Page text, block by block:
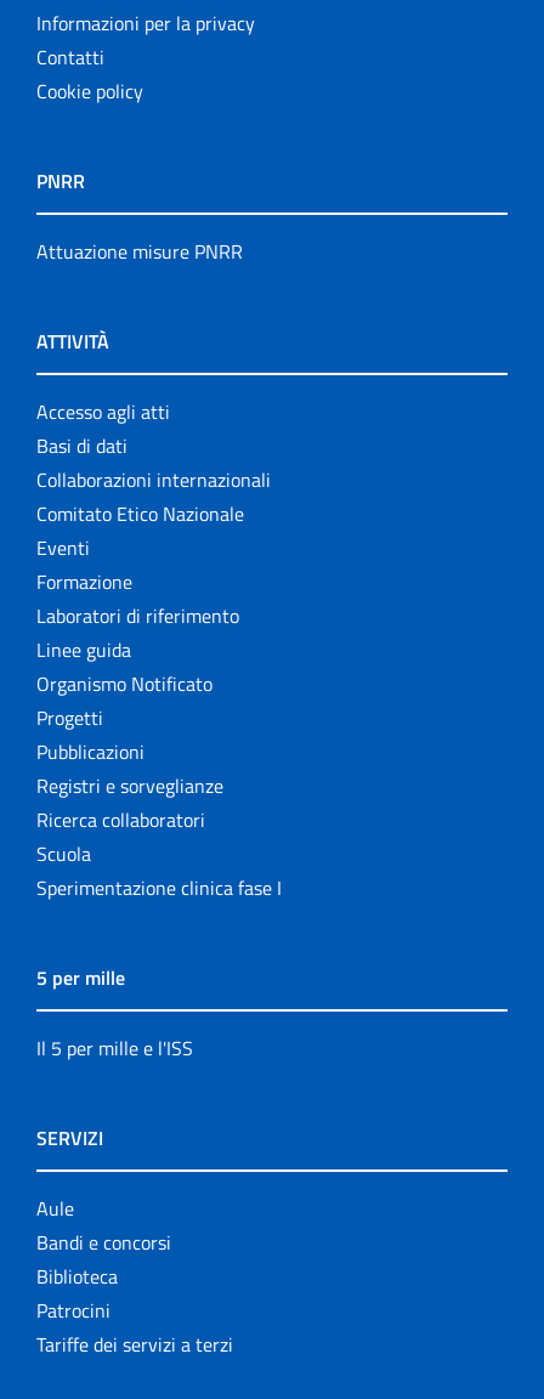
Informazioni per la privacy
Contatti
Cookie policy
PNRR
Attuazione misure PNRR
ATTIVITÀ
Accesso agli atti
Basi di dati
Collaborazioni internazionali
Comitato Etico Nazionale
Eventi
Formazione
Laboratori di riferimento
Linee guida
Organismo Notificato
Progetti
Pubblicazioni
Registri e sorveglianze
Ricerca collaboratori
Scuola
Sperimentazione clinica fase I
5 per mille
Il 5 per mille e l'ISS
SERVIZI
Aule
Bandi e concorsi
Biblioteca
Patrocini
Tariffe dei servizi a terzi